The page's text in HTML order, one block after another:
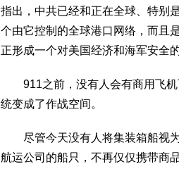
指出，中共已经和正在全球、特别
个由它控制的全球港口网络，而且
正形成一个对美国经济和海军安全
911之前，没有人会有商用飞机
统变成了作战空间。
尽管今天没有人将集装箱船视为
航运公司的船只，不再仅仅携带商